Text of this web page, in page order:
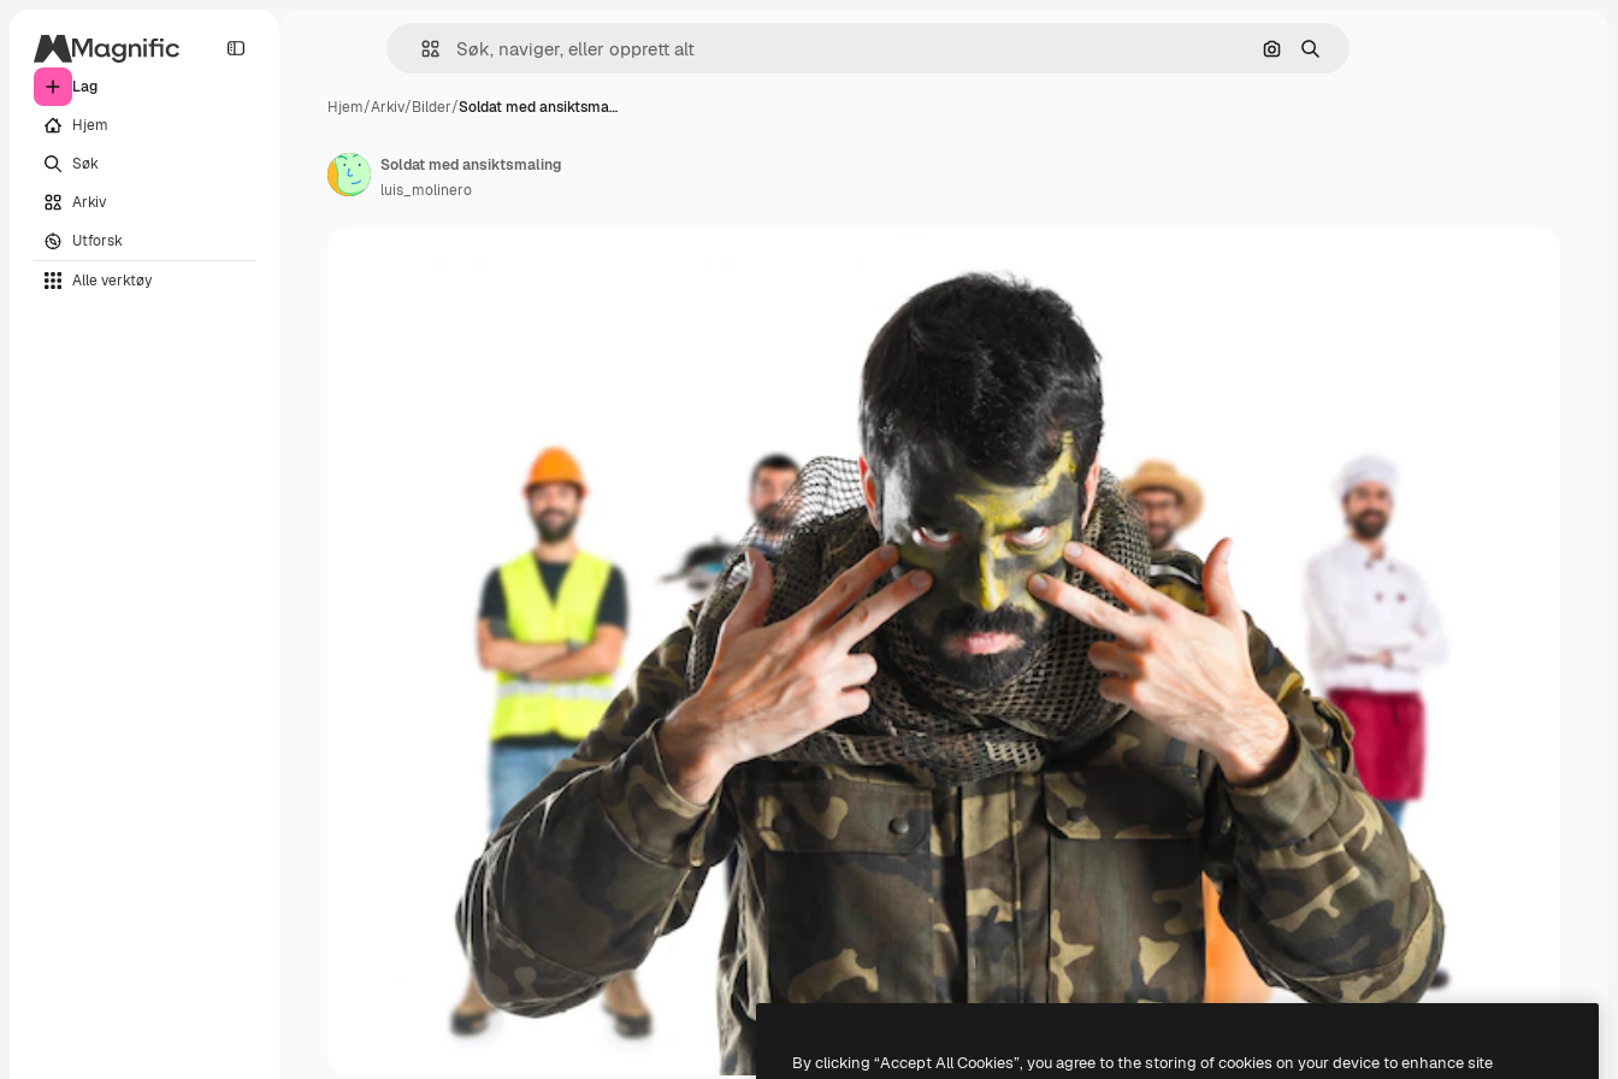
Lag
Hjem
Søk
Arkiv
Utforsk
Alle verktøy
Søk etter bilde
Søk
Hjem/Arkiv/Bilder/Soldat med ansiktsma…
Soldat med ansiktsmaling
luis_molinero
By clicking “Accept All Cookies”, you agree to the storing of cookies on your device to enhance site